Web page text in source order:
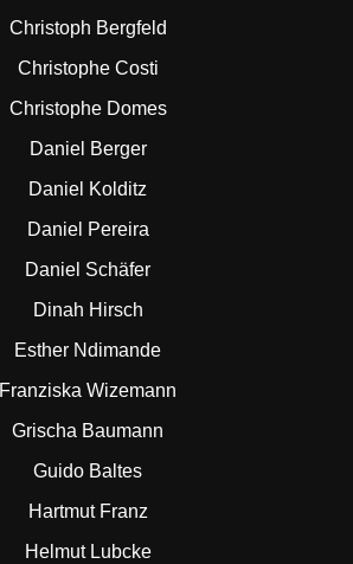
Christoph Bergfeld
Christophe Costi
Christophe Domes
Daniel Berger
Daniel Kolditz
Daniel Pereira
Daniel Schäfer
Dinah Hirsch
Esther Ndimande
Franziska Wizemann
Grischa Baumann
Guido Baltes
Hartmut Franz
Helmut Lubcke